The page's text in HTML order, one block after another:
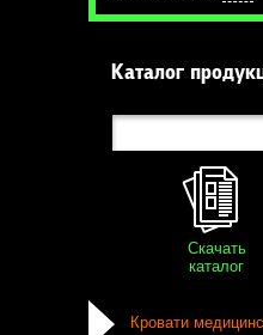
Каталог
Скачать
каталог
Кровати